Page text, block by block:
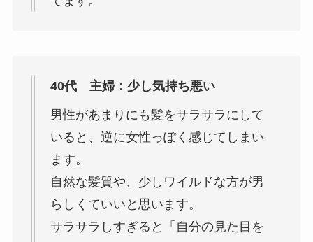
40代 主婦：少し気持ち悪い
男性があまりにも髪をサラサラにして
いると、逆に女性っぽく感じてしまい
ます。
自然な髪質や、少しワイルドな方が男
らしくていいと思います。
サラサラしすぎると「自分の見た目を